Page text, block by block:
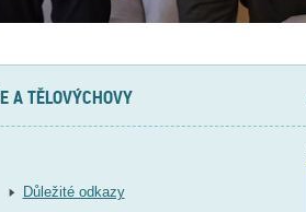
A TĚLOVÝCHOVY
Důležité odkazy